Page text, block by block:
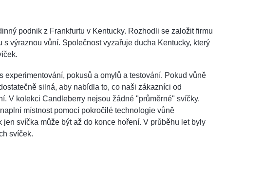
podnik z Frankfurtu v Kentucky. Rozhodli se založit firmu
výraznou vůní. Společnost vyzařuje ducha Kentucky, který
pokusů a omylů a testování. Pokud vůně
silná, aby nabídla to, co naši zákazníci od
V kolekci Candleberry nejsou žádné "průměrné" svíčky.
místnost pomocí pokročilé technologie vůně
svíčka může být až do konce hoření. V průběhu let byly
svíček.